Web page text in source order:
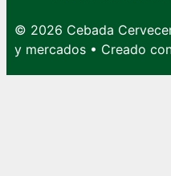
© 2026 Cebada
y mercados • Creado